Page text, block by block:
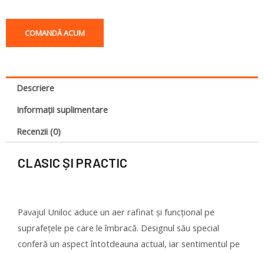
COMANDĂ ACUM
Descriere
Informații suplimentare
Recenzii (0)
CLASIC ȘI PRACTIC
Pavajul Uniloc aduce un aer rafinat și funcțional pe
suprafețele pe care le îmbracă. Designul său special
conferă un aspect întotdeauna actual, iar sentimentul pe